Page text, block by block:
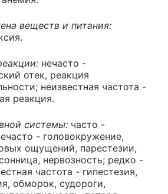
веществ и питания:
нечасто -
отек, реакция
неизвестная частота -
реакция.
системы: часто -
- головокружение,
ощущений, парестезии,
нервозность; редко -
частота - гипестезия,
обморок, судороги,